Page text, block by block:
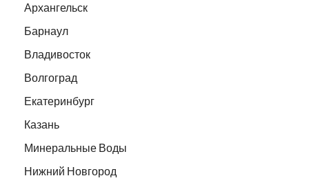
Архангельск
Барнаул
Владивосток
Волгоград
Екатеринбург
Казань
Минеральные Воды
Нижний Новгород